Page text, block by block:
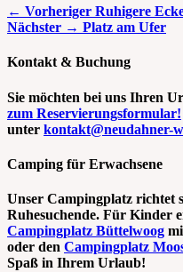
Beitragsnavigation
← Vorheriger Vorheriger
Beitrag:
Ruhigere
Nächster → Nächster
Platz am Ufer
Kontakt & Buchung
Sie möchten bei uns Ihren
zum Reservierungsformular!
unter kontakt@neudahner-
Camping für Erwachsene
Unser Campingplatz richtet
Ruhesuchende. Für Kinder
Campingplatz Büttelwoog
oder den Campingplatz
Spaß in Ihrem Urlaub!